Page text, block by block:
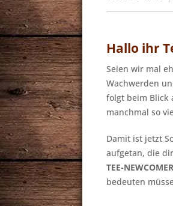
Hallo ihr
Seien wir mal
Wachwerden
folgt beim Blick
manchmal so
Damit ist jetzt
aufgetan, die
TEE-NEWCOMER
bedeuten